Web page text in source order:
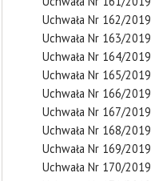
Uchwała Nr 162/2019
Uchwała Nr 163/2019
Uchwała Nr 164/2019
Uchwała Nr 165/2019
Uchwała Nr 166/2019
Uchwała Nr 167/2019
Uchwała Nr 168/2019
Uchwała Nr 169/2019
Uchwała Nr 170/2019